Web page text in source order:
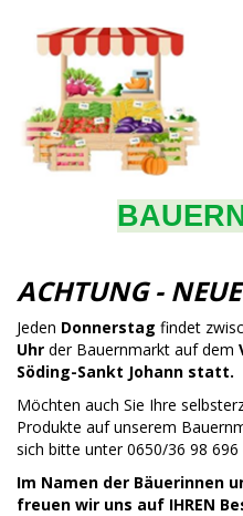
ACHTUNG -
Jeden Donnerstag findet
Uhr der Bauernmarkt auf dem
Söding-Sankt Johann statt.
Möchten auch Sie Ihre
Produkte auf unserem
sich bitte unter 0650/36 98 696
Im Namen der Bäuerinnen
freuen wir uns auf IHREN